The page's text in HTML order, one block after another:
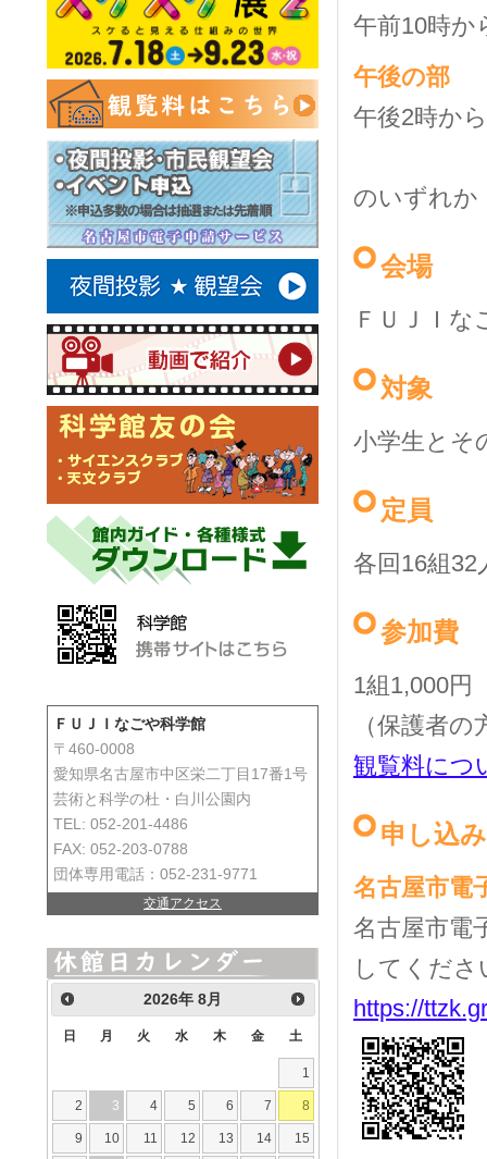
午前10時か
午後の部
午後2時か
のいずれか
会場
ＦＵＪＩ
対象
小学生とそ
定員
各回16組32
参加費
1組1,000円
（保護者
観覧料につ
申し込
名古屋市電
名古屋市電
してくださ
https://
ＦＵＪＩなごや科学館
〒460-0008
愛知県名古屋市中区栄二丁目17番1号
芸術と科学の杜・白川公園内
TEL: 052-201-4486
FAX: 052-203-0788
団体専用電話：052-231-9771
交通アクセス
2026年8月
日 月 火 水 木 金 土
1
2 3 4 5 6 7 8
9 10 11 12 13 14 15